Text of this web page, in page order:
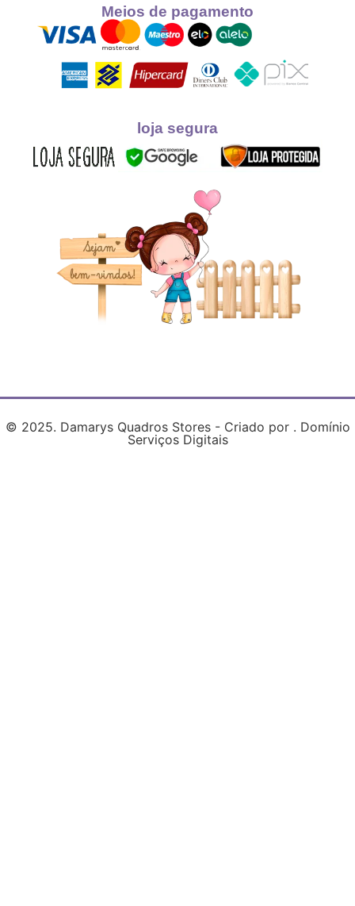
Meios de pagamento
loja segura
© 2025. Damarys Quadros Stores - Criado por . Domínio
Serviços Digitais